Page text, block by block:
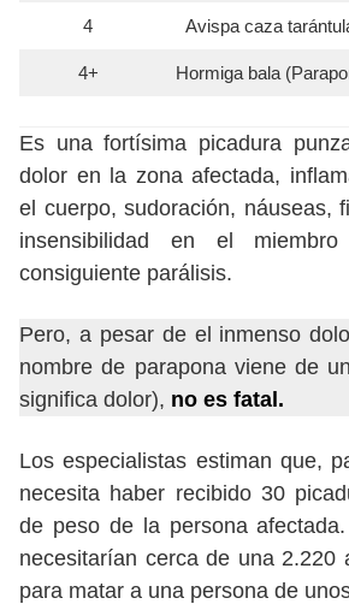
4 Avispa caza
4+ Hormiga bala
Es una fortísima picadura
dolor en la zona afectada,
el cuerpo, sudoración, náuseas,
insensibilidad en el
consiguiente parálisis.
Pero, a pesar de el inmenso
nombre de parapona viene de
significa dolor), no es fatal.
Los especialistas estiman que,
necesita haber recibido 30
de peso de la persona
necesitarían cerca de una 2.220
para matar a una persona de